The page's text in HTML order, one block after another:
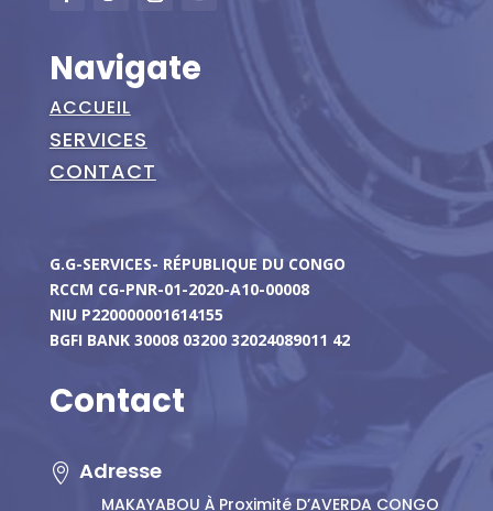
Navigate
ACCUEIL
SERVICES
CONTACT
G.G-SERVICES- RÉPUBLIQUE DU CONGO
RCCM CG-PNR-01-2020-A10-00008
NIU P220000001614155
BGFI BANK 30008 03200 32024089011 42
Contact
 Adresse
MAKAYABOU À Proximité D’AVERDA CONGO